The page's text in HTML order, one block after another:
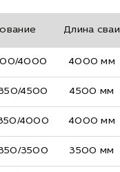
Длина сваи
4000 4000 мм
4500 4500 мм
4000 4000 мм
3500 3500 мм